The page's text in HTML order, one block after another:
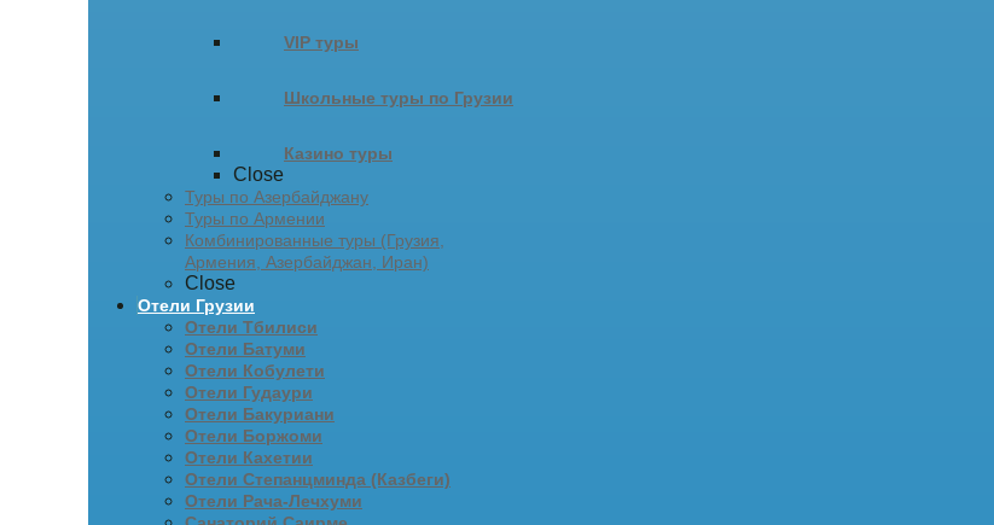
VIP туры
Школьные туры по Грузии
Казино туры
Close
Туры по Азербайджану
Туры по Армении
Комбинированные туры (Грузия,
Армения, Азербайджан, Иран)
Close
Отели Грузии
Отели Тбилиси
Отели Батуми
Отели Кобулети
Отели Гудаури
Отели Бакуриани
Отели Боржоми
Отели Кахетии
Отели Степанцминда (Казбеги)
Отели Рача-Лечхуми